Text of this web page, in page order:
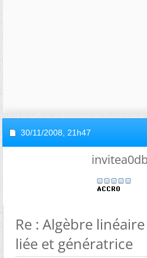
30/11/2008, 21h47
Re : Algèbre
liée et génératrice